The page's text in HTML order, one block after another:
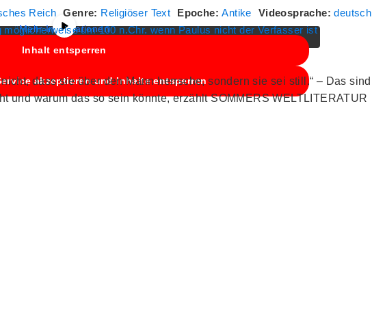
weitergegeben werden.
Mehr Informationen
Inhalt entsperren
akzeptieren und Inhalte entsperren
Reich Genre: Religiöser Text Epoche:Antike Videosprache:deutsch
möglicherweise um 100 n.Chr. wenn Paulus nicht der Verfasser ist
dass sie über den Mann herrsche, sondern sie sei still.“ – Das sind
und warum das so sein könnte, erzählt SOMMERS WELTLITERATUR